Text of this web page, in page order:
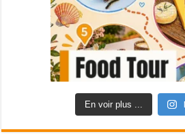
En voir plus ...